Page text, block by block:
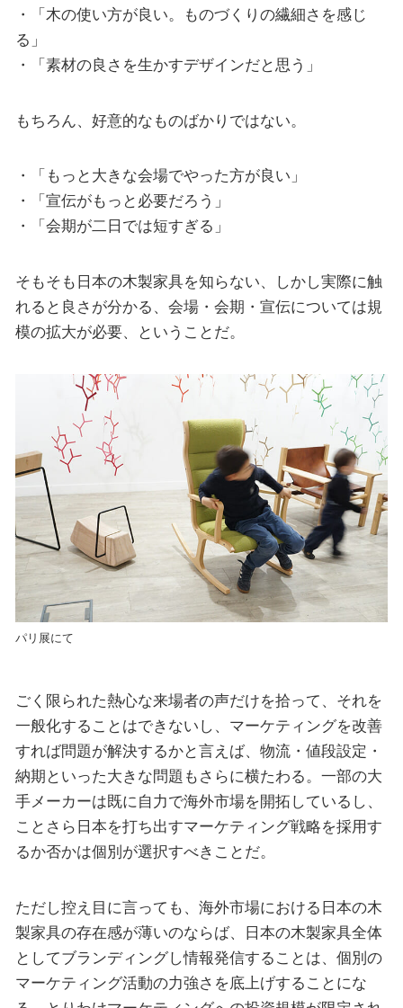
・「木の使い方が良い。ものづくりの繊細さを感じ
る」
・「素材の良さを生かすデザインだと思う」
もちろん、好意的なものばかりではない。
・「もっと大きな会場でやった方が良い」
・「宣伝がもっと必要だろう」
・「会期が二日では短すぎる」
そもそも日本の木製家具を知らない、しかし実際に触
れると良さが分かる、会場・会期・宣伝については規
模の拡大が必要、ということだ。
パリ展にて
ごく限られた熱心な来場者の声だけを拾って、それを
一般化することはできないし、マーケティングを改善
すれば問題が解決するかと言えば、物流・値段設定・
納期といった大きな問題もさらに横たわる。一部の大
手メーカーは既に自力で海外市場を開拓しているし、
ことさら日本を打ち出すマーケティング戦略を採用す
るか否かは個別が選択すべきことだ。
ただし控え目に言っても、海外市場における日本の木
製家具の存在感が薄いのならば、日本の木製家具全体
としてブランディングし情報発信することは、個別の
マーケティング活動の力強さを底上げすることにな